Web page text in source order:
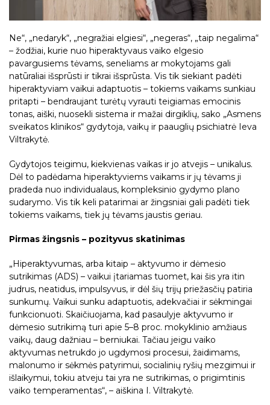
Ne“, „nedaryk“, „negražiai elgiesi“, „negeras“, „taip negalima“
– žodžiai, kurie nuo hiperaktyvaus vaiko elgesio
pavargusiems tėvams, seneliams ar mokytojams gali
natūraliai išsprūsti ir tikrai išsprūsta. Vis tik siekiant padėti
hiperaktyviam vaikui adaptuotis – tokiems vaikams sunkiau
pritapti – bendraujant turėtų vyrauti teigiamas emocinis
tonas, aiški, nuosekli sistema ir mažai dirgiklių, sako „Asmens
sveikatos klinikos“ gydytoja, vaikų ir paauglių psichiatrė Ieva
Viltrakytė.
Gydytojos teigimu, kiekvienas vaikas ir jo atvejis – unikalus.
Dėl to padėdama hiperaktyviems vaikams ir jų tėvams ji
pradeda nuo individualaus, kompleksinio gydymo plano
sudarymo. Vis tik keli patarimai ar žingsniai gali padėti tiek
tokiems vaikams, tiek jų tėvams jaustis geriau.
Pirmas žingsnis – pozityvus skatinimas
„Hiperaktyvumas, arba kitaip – aktyvumo ir dėmesio
sutrikimas (ADS) – vaikui įtariamas tuomet, kai šis yra itin
judrus, neatidus, impulsyvus, ir dėl šių trijų priežasčių patiria
sunkumų. Vaikui sunku adaptuotis, adekvačiai ir sėkmingai
funkcionuoti. Skaičiuojama, kad pasaulyje aktyvumo ir
dėmesio sutrikimą turi apie 5–8 proc. mokyklinio amžiaus
vaikų, daug dažniau – berniukai. Tačiau jeigu vaiko
aktyvumas netrukdo jo ugdymosi procesui, žaidimams,
malonumo ir sėkmės patyrimui, socialinių ryšių mezgimui ir
išlaikymui, tokiu atveju tai yra ne sutrikimas, o prigimtinis
vaiko temperamentas“, – aiškina I. Viltrakytė.